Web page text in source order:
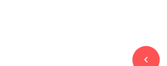
navigate_before